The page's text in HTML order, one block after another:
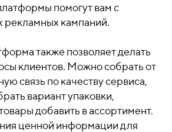
помогут вам с
рекламных кампаний.
также позволяет делать
клиентов. Можно собрать от
связь по качеству сервиса,
вариант упаковки,
добавить в ассортимент.
ценной информации для